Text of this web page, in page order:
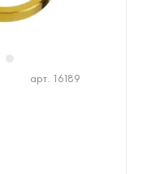
арт. 16189